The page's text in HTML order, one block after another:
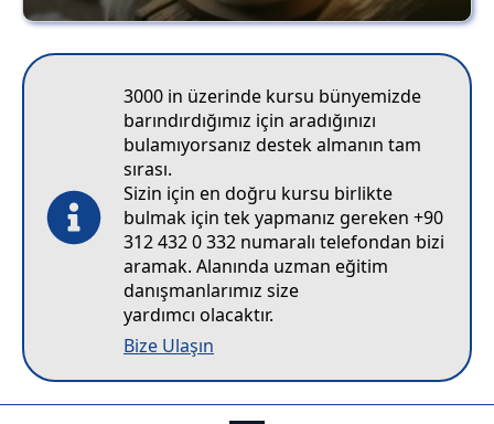
3000 in üzerinde kursu bünyemizde
barındırdığımız için aradığınızı
bulamıyorsanız destek almanın tam
sırası.
Sizin için en doğru kursu birlikte
bulmak için tek yapmanız gereken +90
312 432 0 332 numaralı telefondan bizi
aramak. Alanında uzman eğitim
danışmanlarımız size
yardımcı olacaktır.
Bize Ulaşın